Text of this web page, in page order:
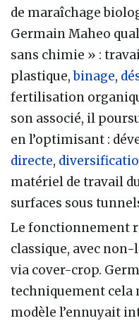
de maraîchage
Germain Maheo
sans chimie » :
plastique,binage,
fertilisation
son associé, il
en l’optimisant :
directe,
matériel de travail
surfaces sous
Le fonctionnement
classique, avec
via cover-crop.
techniquement cela
modèle l’ennuyait